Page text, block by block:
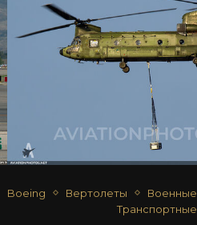
Boeing Вертолеты Военные
Транспортные